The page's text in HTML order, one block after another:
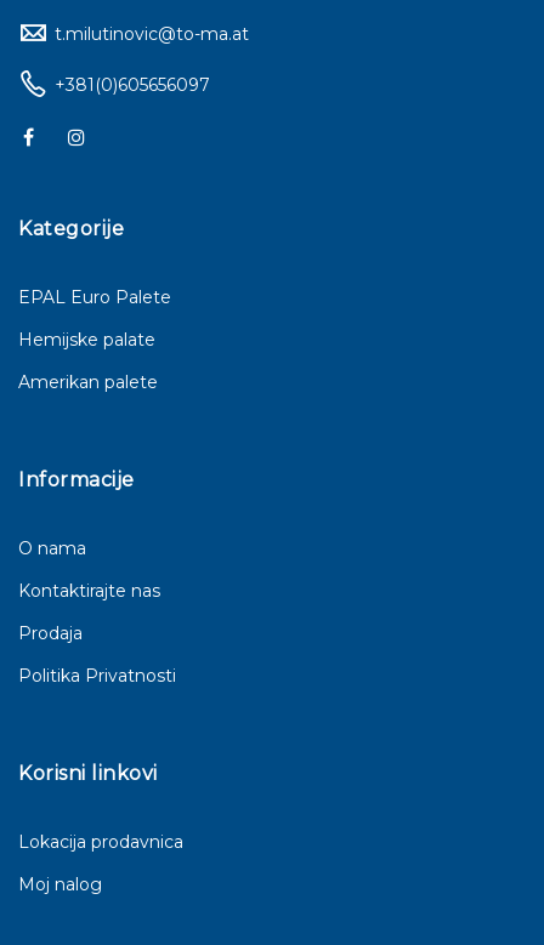
t.milutinovic@to-ma.at
+381(0)605656097
Kategorije
EPAL Euro Palete
Hemijske palate
Amerikan palete
Informacije
O nama
Kontaktirajte nas
Prodaja
Politika Privatnosti
Korisni linkovi
Lokacija prodavnica
Moj nalog